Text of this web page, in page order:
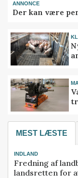
ANNONCE
Der kan være
MEST LÆSTE
INDLAND
Fredning af
landsretten for